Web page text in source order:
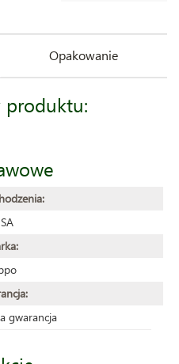
Opakowanie
produktu:
gwarancja